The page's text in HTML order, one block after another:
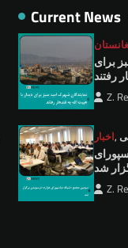
Current News
برای
رفتند
Z.
اخبار,
شد
Z.